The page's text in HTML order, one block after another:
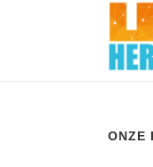
ONZE